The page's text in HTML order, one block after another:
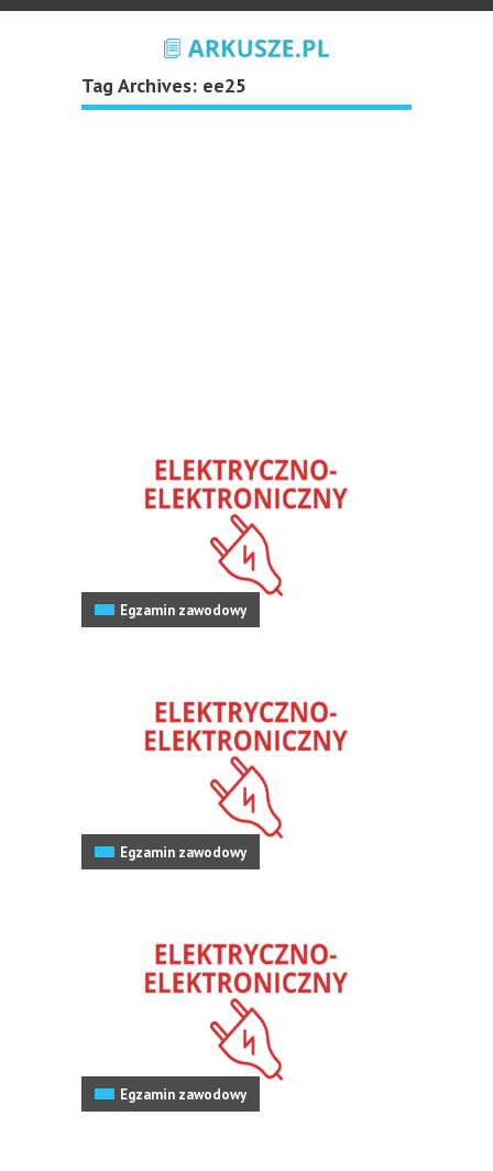
Tag Archives: ee25
Egzamin zawodowy
Egzamin zawodowy
Egzamin zawodowy